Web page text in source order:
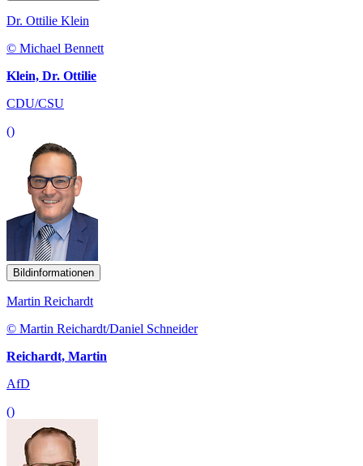
Dr. Ottilie Klein
© Michael Bennett
Klein, Dr. Ottilie
CDU/CSU
()
Bildinformationen
Martin Reichardt
© Martin Reichardt/Daniel Schneider
Reichardt, Martin
AfD
()